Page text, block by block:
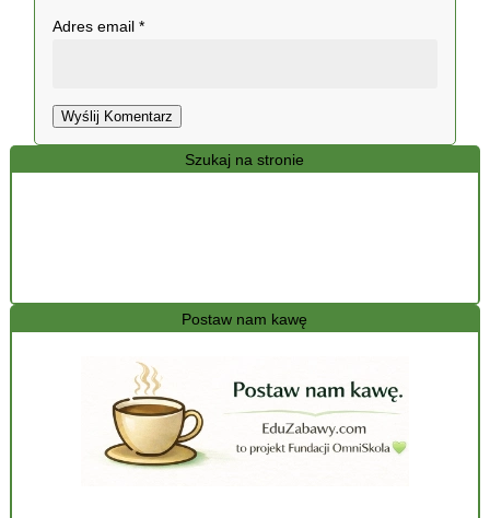
Szukaj na stronie
Postaw nam kawę
Adres email*
Wyślij Komentarz